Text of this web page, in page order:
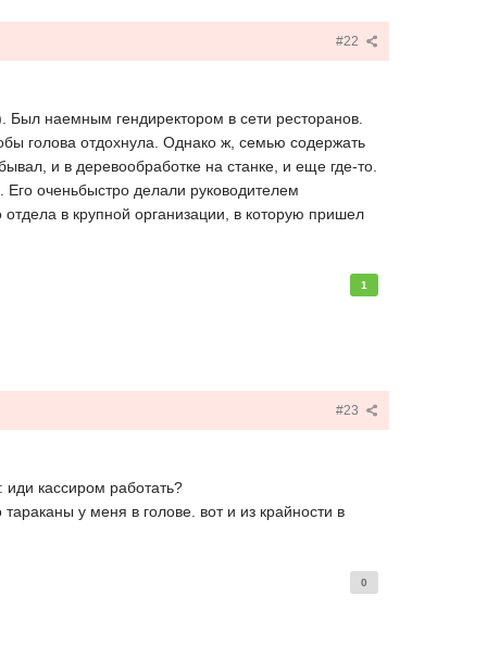
#22
Был наемным гендиректором в сети ресторанов.
голова отдохнула. Однако ж, семью содержать
и в деревообработке на станке, и еще где-то.
оченьбыстро делали руководителем
в крупной организации, в которую пришел
1
#23
кассиром работать?
у меня в голове. вот и из крайности в
0